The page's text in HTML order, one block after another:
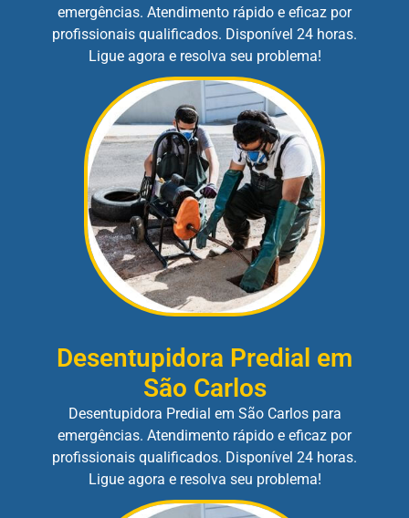
emergências. Atendimento rápido e eficaz por
profissionais qualificados. Disponível 24 horas.
Ligue agora e resolva seu problema!
Desentupidora Predial em
São Carlos
Desentupidora Predial em São Carlos para
emergências. Atendimento rápido e eficaz por
profissionais qualificados. Disponível 24 horas.
Ligue agora e resolva seu problema!